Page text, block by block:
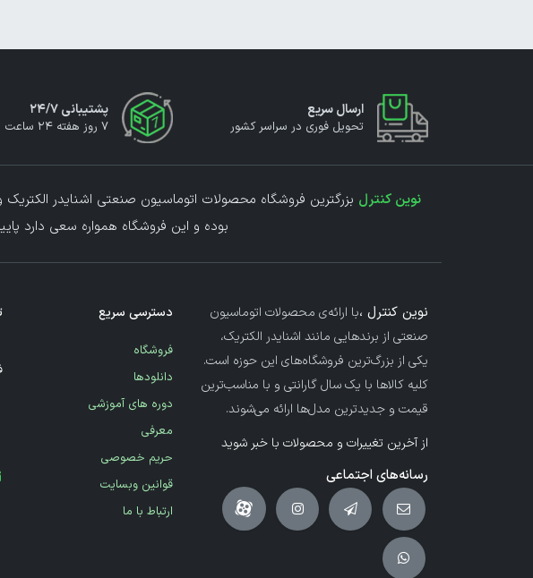
ارسال سریع
تحویل فوری در سراسر کشور
پشتیبانی ۲۴/۷
7 روز هفته 24 ساعت پشتیبانی
نوین کنترل بزرگترین فروشگاه محصولات اتوماسیون صنعتی اشنایدر
بوده و این فروشگاه همواره سعی دارد
نوین کنترل ،با ارائه‌ی محصولات اتوماسیون
صنعتی از برندهایی مانند اشنایدر الکتریک،
یکی از بزرگ‌ترین فروشگاه‌های این حوزه است.
کلیه کالاها با یک سال گارانتی و با مناسب‌ترین
قیمت و جدیدترین مدل‌ها ارائه می‌شوند.
از آخرین تغییرات و محصولات با خبر شوید
رسانه‌های اجتماعی
دسترسی سریع
فروشگاه
دانلودها
دوره های آموزشی
معرفی
حریم خصوصی
قوانین وبسایت
ارتباط با ما